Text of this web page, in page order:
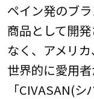
ペイン発のブ
商品として開
なく、アメリ
世界的に愛用者
「CIVASAN(